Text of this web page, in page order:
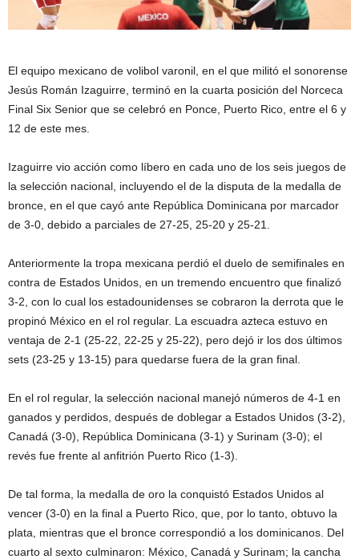
El equipo mexicano de volibol varonil, en el que militó el sonorense
Jesús Román Izaguirre, terminó en la cuarta posición del Norceca
Final Six Senior que se celebró en Ponce, Puerto Rico, entre el 6 y
12 de este mes.
Izaguirre vio acción como líbero en cada uno de los seis juegos de
la selección nacional, incluyendo el de la disputa de la medalla de
bronce, en el que cayó ante República Dominicana por marcador
de 3-0, debido a parciales de 27-25, 25-20 y 25-21.
Anteriormente la tropa mexicana perdió el duelo de semifinales en
contra de Estados Unidos, en un tremendo encuentro que finalizó
3-2, con lo cual los estadounidenses se cobraron la derrota que le
propinó México en el rol regular. La escuadra azteca estuvo en
ventaja de 2-1 (25-22, 22-25 y 25-22), pero dejó ir los dos últimos
sets (23-25 y 13-15) para quedarse fuera de la gran final.
En el rol regular, la selección nacional manejó números de 4-1 en
ganados y perdidos, después de doblegar a Estados Unidos (3-2),
Canadá (3-0), República Dominicana (3-1) y Surinam (3-0); el
revés fue frente al anfitrión Puerto Rico (1-3).
De tal forma, la medalla de oro la conquistó Estados Unidos al
vencer (3-0) en la final a Puerto Rico, que, por lo tanto, obtuvo la
plata, mientras que el bronce correspondió a los dominicanos. Del
cuarto al sexto culminaron: México, Canadá y Surinam; la cancha